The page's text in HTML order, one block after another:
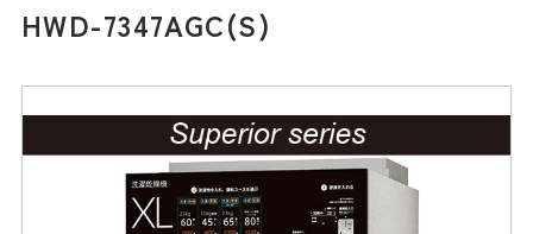
HWD-7347AGC(S)